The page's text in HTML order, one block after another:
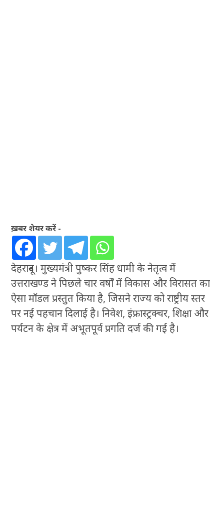
ख़बर शेयर करें -
देहरादून। मुख्यमंत्री पुष्कर सिंह धामी के नेतृत्व में
उत्तराखण्ड ने पिछले चार वर्षों में विकास और विरासत का
ऐसा मॉडल प्रस्तुत किया है, जिसने राज्य को राष्ट्रीय स्तर
पर नई पहचान दिलाई है। निवेश, इंफ्रास्ट्रक्चर, शिक्षा और
पर्यटन के क्षेत्र में अभूतपूर्व प्रगति दर्ज की गई है।